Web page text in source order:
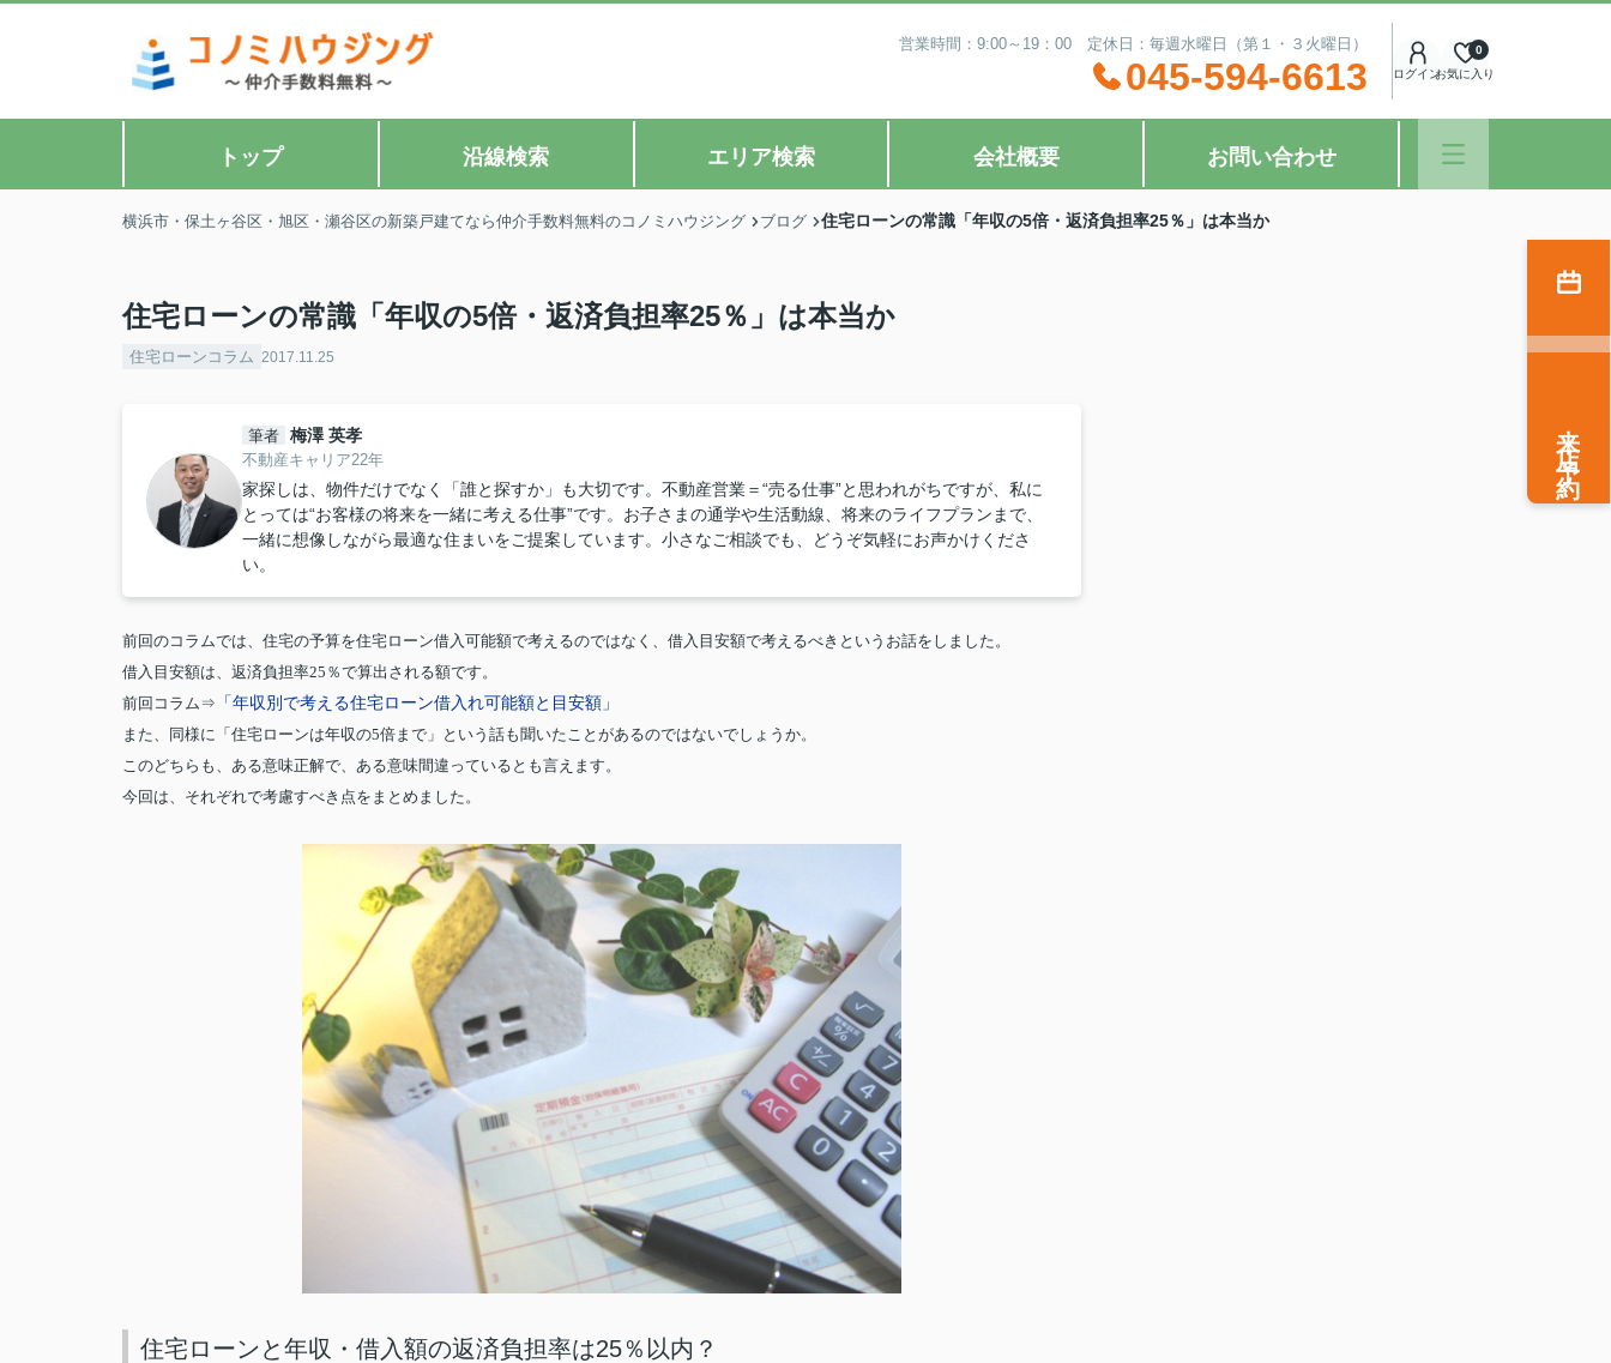
営業時間：9:00～19：00 定休日：毎週水曜日（第１・３火曜日）
045-594-6613 ログインお気に入り
0
トップ 沿線検索 エリア検索 会社概要 お問い合わせ
横浜市・保土ヶ谷区・旭区・瀬谷区の新築戸建てなら仲介手数料無料のコノミハウジング ブログ 住宅ローンの常識「年収の5倍・返済負担率25％」は本当か
住宅ローンの常識「年収の5倍・返済負担率25％」は本当か
住宅ローンコラム 2017.11.25
筆者 梅澤 英孝
不動産キャリア22年
家探しは、物件だけでなく「誰と探すか」も大切です。不動産営業＝“売る仕事”と思われがちですが、私に
とっては“お客様の将来を一緒に考える仕事”です。お子さまの通学や生活動線、将来のライフプランまで、
一緒に想像しながら最適な住まいをご提案しています。小さなご相談でも、どうぞ気軽にお声かけくださ
い。
前回のコラムでは、住宅の予算を住宅ローン借入可能額で考えるのではなく、借入目安額で考えるべきというお話をしました。
借入目安額は、返済負担率25％で算出される額です。
前回コラム⇒ 「年収別で考える住宅ローン借入れ可能額と目安額」
また、同様に「住宅ローンは年収の5倍まで」という話も聞いたことがあるのではないでしょうか。
このどちらも、ある意味正解で、ある意味間違っているとも言えます。
今回は、それぞれで考慮すべき点をまとめました。
住宅ローンと年収・借入額の返済負担率は25％以内？
来店予約